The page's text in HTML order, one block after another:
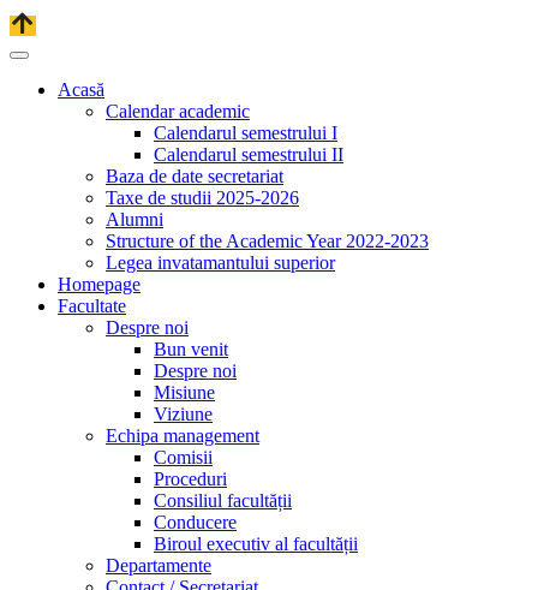
Acasă
Calendar academic
Calendarul semestrului I
Calendarul semestrului II
Baza de date secretariat
Taxe de studii 2025-2026
Alumni
Structure of the Academic Year 2022-2023
Legea invatamantului superior
Homepage
Facultate
Despre noi
Bun venit
Despre noi
Misiune
Viziune
Echipa management
Comisii
Proceduri
Consiliul facultății
Conducere
Biroul executiv al facultății
Departamente